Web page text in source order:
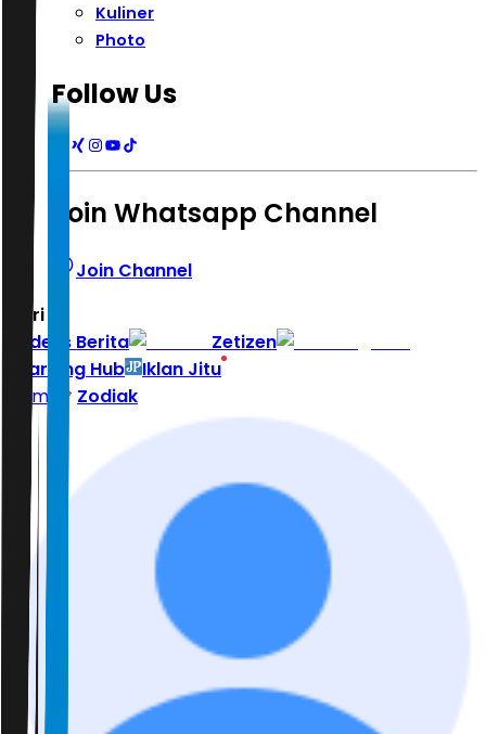
Kuliner
Photo
Follow Us
Join Whatsapp Channel
Join Channel
Hari ini
Indeks Berita
Zetizen
Learning Hub
Iklan Jitu
Home
Zodiak